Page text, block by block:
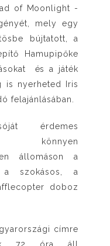
of Moonlight -
mely egy
bújtatott, a
Hamupipőke
és a játék
is nyerheted Iris
felajánlásában.
érdemes
könnyen
állomáson a
a szokásos, a
doboz
címre